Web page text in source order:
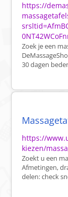
https://
Zoek je een
30 dagen
https://
kiezen/
Zoekt u een
Afmetingen,
delen: check